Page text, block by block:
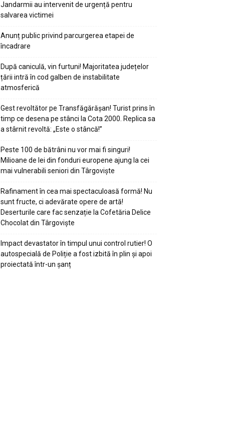
Jandarmii au intervenit de urgență pentru
salvarea victimei
Anunț public privind parcurgerea etapei de
încadrare
După caniculă, vin furtuni! Majoritatea județelor
țării intră în cod galben de instabilitate
atmosferică
Gest revoltător pe Transfăgărășan! Turist prins în
timp ce desena pe stânci la Cota 2000. Replica sa
a stârnit revoltă: „Este o stâncă!”
Peste 100 de bătrâni nu vor mai fi singuri!
Milioane de lei din fonduri europene ajung la cei
mai vulnerabili seniori din Târgoviște
Rafinament în cea mai spectaculoasă formă! Nu
sunt fructe, ci adevărate opere de artă!
Deserturile care fac senzație la Cofetăria Delice
Chocolat din Târgoviște
Impact devastator în timpul unui control rutier! O
autospecială de Poliție a fost izbită în plin și apoi
proiectată într-un șanț